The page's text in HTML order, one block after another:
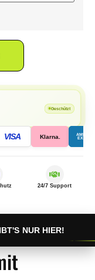
Geschützt
VISA Klarna.
24/7 Support
NUR HIER!